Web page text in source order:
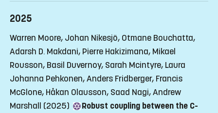
2025
Warren Moore, Johan Nikesjö, Otmane Bouchatta,
Adarsh D. Makdani, Pierre Hakizimana, Mikael
Rousson, Basil Duvernoy, Sarah Mcintyre, Laura
Johanna Pehkonen, Anders Fridberger, Francis
McGlone, Håkan Olausson, Saad Nagi, Andrew
Marshall (2025)
Robust coupling between the C-